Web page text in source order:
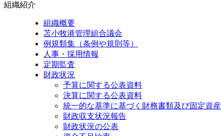
組織紹介
組織概要
苫小牧港管理組合議会
例規類集（条例や規則等）
人事・採用情報
定期監査
財政状況
予算に関する公表資料
決算に関する公表資料
統一的な基準に基づく財務書類及び固定資
財政収支状況報告
財政状況の公表